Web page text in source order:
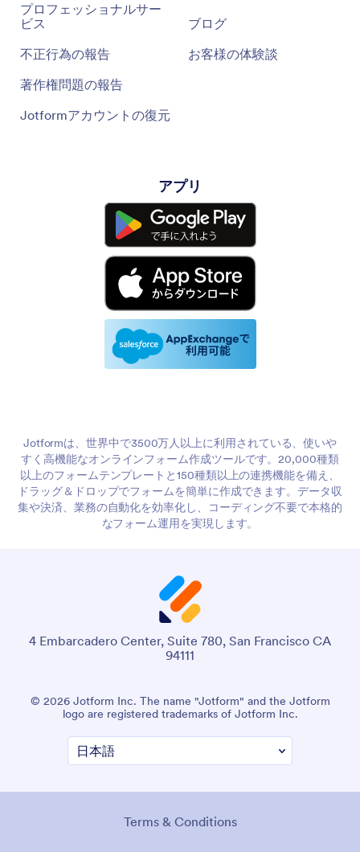
プロフェッショナルサー
ビス
不正行為の報告
著作権問題の報告
Jotformアカウントの復元
ブログ
お客様の体験談
アプリ
Jotformは、世界中で3500万人以上に利用されている、使いや
すく高機能なオンラインフォーム作成ツールです。20,000種類
以上のフォームテンプレートと150種類以上の連携機能を備え、
ドラッグ＆ドロップでフォームを簡単に作成できます。データ収
集や決済、業務の自動化を効率化し、コーディング不要で本格的
なフォーム運用を実現します。
4 Embarcadero Center, Suite 780, San Francisco CA
94111
© 2026 Jotform Inc. The name "Jotform" and the Jotform
logo are registered trademarks of Jotform Inc.
Terms & Conditions